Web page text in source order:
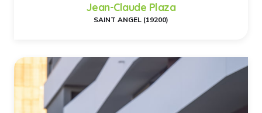
Jean-Claude Plaza
SAINT ANGEL (19200)